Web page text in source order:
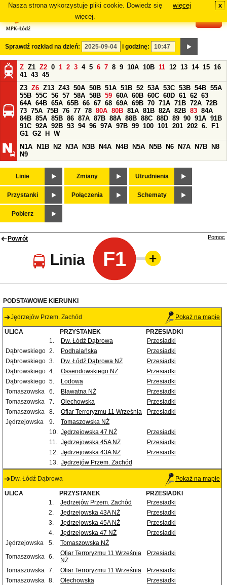
Nasza strona wykorzystuje pliki cookie. Dowiedz się
więcej.
więcej x
Sprawdź rozkład na dzień: i godzinę:
Z Z1 Z2 0 1 2 3 4 5 6 7 8 9 10A 10B 11 12 13 14 15 16
41 43 45
Z3 Z6 Z13 Z43 50A 50B 51A 51B 52 53A 53C 53B 54B 55A
55B 55C 56 57 58A 58B 59 60A 60B 60C 60D 61 62 63
64A 64B 65A 65B 66 67 68 69A 69B 70 71A 71B 72A 72B
73 75A 75B 76 77 78 80A 80B 81A 81B 82A 82B 83 84A
84B 85A 85B 86 87A 87B 88A 88B 88C 88D 89 90 91A 91B
91C 92A 92B 93 94 96 97A 97B 99 100 101 201 202 6.
F1
G1 G2 H
W
N1A
N1B N2 N3A N3B N4A N4B N5A N5B N6 N7A N7B
N8
N9
Linie Zmiany Utrudnienia
Przystanki Połączenia Schematy
Pobierz
Powrót
Linia F1
Pomoc
PODSTAWOWE KIERUNKI
Jędrzejów Przem. Zachód Pokaż na mapie
ULICA PRZYSTANEK
PRZESIADKI
1.
Dw. Łódź Dąbrowa
Przesiadki
Dąbrowskiego 2. Podhalańska
Przesiadki
Dąbrowskiego 3. Dw. Łódź Dąbrowa NŻ
Przesiadki
Dąbrowskiego 4. Ossendowskiego NŻ
Przesiadki
Dąbrowskiego 5. Lodowa
Przesiadki
Tomaszowska
6. Bławatna NŻ
Przesiadki
Tomaszowska
7. Olechowska
Przesiadki
Tomaszowska
8. Ofiar Terroryzmu 11 Września
Przesiadki
Jędrzejowska
9.
Tomaszowska NŻ
10. Jędrzejowska 47 NŻ
Przesiadki
11. Jędrzejowska 45A NŻ
Przesiadki
12. Jędrzejowska 43A NŻ
Przesiadki
13. Jędrzejów Przem. Zachód
Dw. Łódź Dąbrowa Pokaż na mapie
ULICA PRZYSTANEK
PRZESIADKI
1.
Jędrzejów Przem. Zachód
Przesiadki
2.
Jędrzejowska 43A NŻ
Przesiadki
3.
Jędrzejowska 45A NŻ
Przesiadki
4.
Jędrzejowska 47 NŻ
Przesiadki
Jędrzejowska
5.
Tomaszowska NŻ
Tomaszowska 6.
Ofiar Terroryzmu 11 Września
NŻ
Przesiadki
Tomaszowska 7. Ofiar Terroryzmu 11 Września
Przesiadki
Tomaszowska 8. Olechowska
Przesiadki